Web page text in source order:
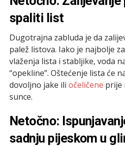
spaliti list
Dugotrajna zabluda je da
palež listova. Iako je najbolje
vlaženja lista i stabljike, voda
“opekline”. Oštećenje lista će
dovoljno jake ili očeličene prije
sunce.
Netočno:
sadnju pijeskom u